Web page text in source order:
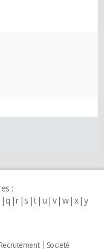
:
q r s t u v w x y
Recrutement Societé